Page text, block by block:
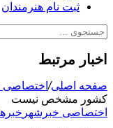
ثبت نام هنرمندان
اخبار مرتبط
صفحه اصلی/اختصاصی
کشور مشخص نیست
اختصاصی خبرشهر